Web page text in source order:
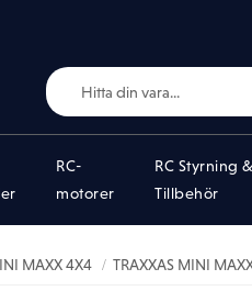
RC-
motorer
RC Styrning &
Tillbehör
MAXX 4X4 TRAXXAS MINI